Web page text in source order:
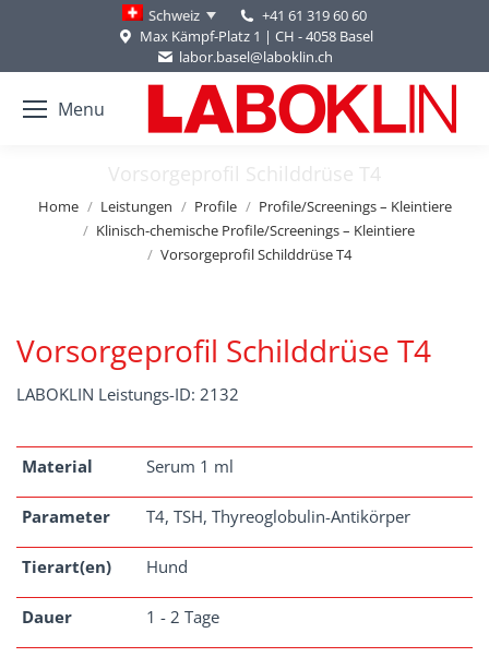
Schweiz
+41 61 319 60 60
Max Kämpf-Platz 1 | CH - 4058 Basel
labor.basel@laboklin.ch
Menu
Vorsorgeprofil Schilddrüse T4
You are here:
Home Leistungen Profile
Profile/Screenings – Kleintiere
Klinisch-chemische Profile/Screenings – Kleintiere
Vorsorgeprofil Schilddrüse T4
Vorsorgeprofil Schilddrüse T4
LABOKLIN Leistungs-ID: 2132
Material Serum 1 ml
Parameter T4, TSH, Thyreoglobulin-Antikörper
Tierart(en) Hund
Dauer 1 - 2 Tage